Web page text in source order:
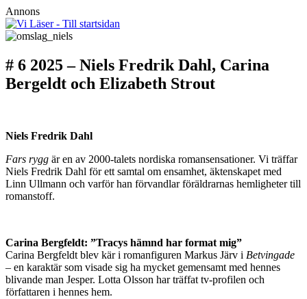
Annons
# 6 2025 – Niels Fredrik Dahl, Carina
Bergeldt och Elizabeth Strout
Niels Fredrik Dahl
Fars rygg är en av 2000-talets nordiska romansensationer. Vi träffar
Niels Fredrik Dahl för ett samtal om ensamhet, äktenskapet med
Linn Ullmann och varför han förvandlar föräldrarnas hemligheter till
romanstoff.
Carina Bergfeldt: ”Tracys hämnd har format mig”
Carina Bergfeldt blev kär i romanfiguren Markus Järv i Betvingade
– en karaktär som visade sig ha mycket gemensamt med hennes
blivande man Jesper. Lotta Olsson har träffat tv-profilen och
författaren i hennes hem.